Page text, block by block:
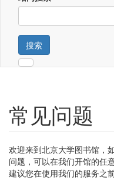
搜索
常见问题
欢迎来到北京大学图书馆，
问题，可以在我们开馆的任
建议您在使用我们的服务之